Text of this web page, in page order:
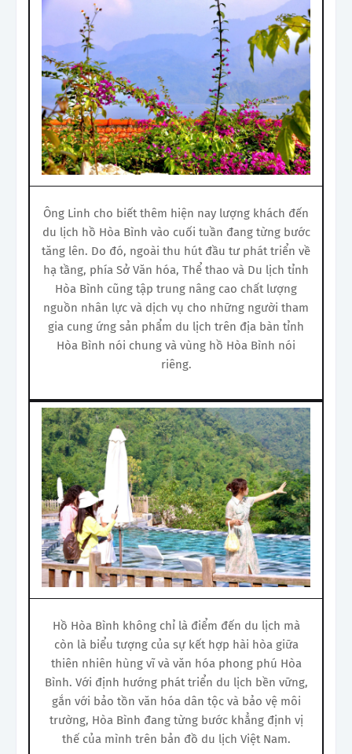
Ông Linh cho biết thêm hiện nay lượng khách đến
du lịch hồ Hòa Bình vào cuối tuần đang từng bước
tăng lên. Do đó, ngoài thu hút đầu tư phát triển về
hạ tầng, phía Sở Văn hóa, Thể thao và Du lịch tỉnh
Hòa Bình cũng tập trung nâng cao chất lượng
nguồn nhân lực và dịch vụ cho những người tham
gia cung ứng sản phẩm du lịch trên địa bàn tỉnh
Hòa Bình nói chung và vùng hồ Hòa Bình nói
riêng.
Hồ Hòa Bình không chỉ là điểm đến du lịch mà
còn là biểu tượng của sự kết hợp hài hòa giữa
thiên nhiên hùng vĩ và văn hóa phong phú Hòa
Bình. Với định hướng phát triển du lịch bền vững,
gắn với bảo tồn văn hóa dân tộc và bảo vệ môi
trường, Hòa Bình đang từng bước khẳng định vị
thế của mình trên bản đồ du lịch Việt Nam.